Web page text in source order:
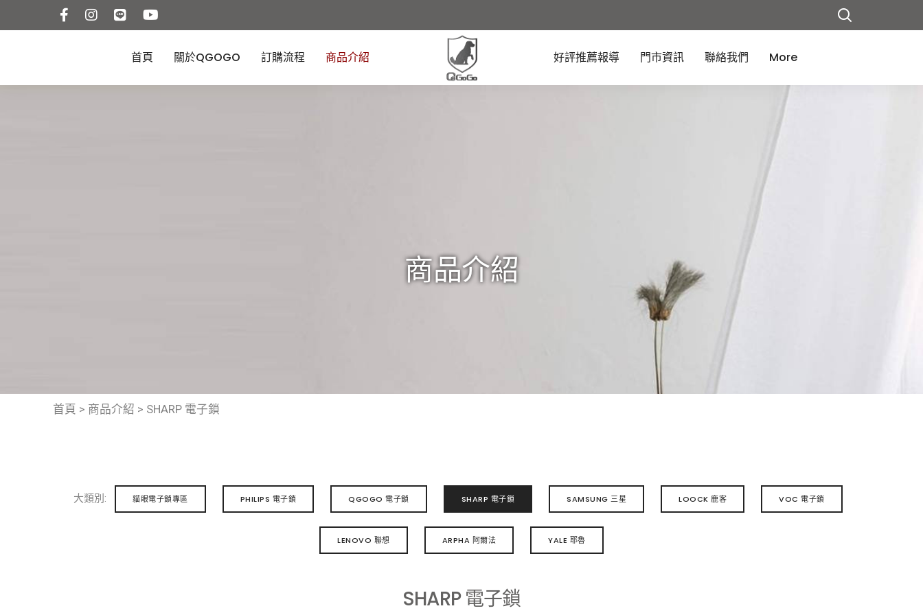
首頁 關於QGOGO 訂購流程 商品介紹 好評推薦報導 門市資訊 聯絡我們 More
商品介紹
首頁 > 商品介紹 > SHARP 電子鎖
大類別: 貓眼電子鎖專區 PHILIPS 電子鎖 QGOGO 電子鎖 SHARP 電子鎖 SAMSUNG 三星 LOOCK 鹿客 VOC 電子鎖
LENOVO 聯想 ARPHA 阿爾法 YALE 耶魯
SHARP 電子鎖